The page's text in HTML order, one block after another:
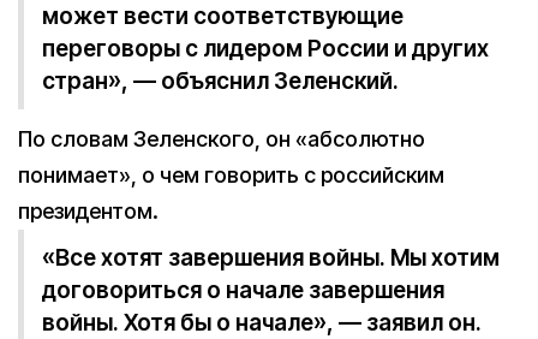
может вести соответствующие
переговоры с лидером России и других
стран», — объяснил Зеленский.
По словам Зеленского, он «абсолютно
понимает», о чем говорить с российским
президентом.
«Все хотят завершения войны. Мы хотим
договориться о начале завершения
войны. Хотя бы о начале», — заявил он.